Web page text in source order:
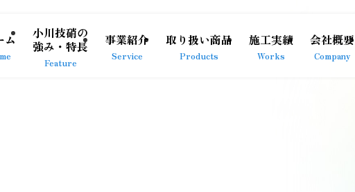
ム
小川技硝の
強み・特長
Feature
事業紹介
Service
取り扱い商品
Products
施工実績
Works
会社概要
Company